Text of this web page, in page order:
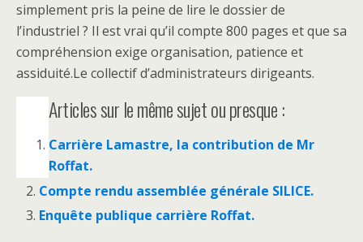
simplement pris la peine de lire le dossier de
l’industriel ? Il est vrai qu’il compte 800 pages et que sa
compréhension exige organisation, patience et
assiduité.Le collectif d’administrateurs dirigeants.
Articles sur le même sujet ou presque :
Carrière Lamastre, la contribution de Mr
Roffat.
Compte rendu assemblée générale SILICE.
Enquête publique carrière Roffat.